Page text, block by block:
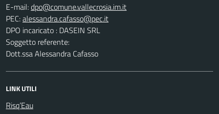
E-mail:
PEC:
DPO incaricato : DASEIN SRL
Soggetto referente:
Dott.ssa Alessandra Cafasso
LINK UTILI
Risq’Eau